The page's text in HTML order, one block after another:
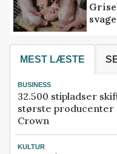
MEST LÆSTE
BUSINESS
32.500 stipladser
største producenter
Crown
KULTUR